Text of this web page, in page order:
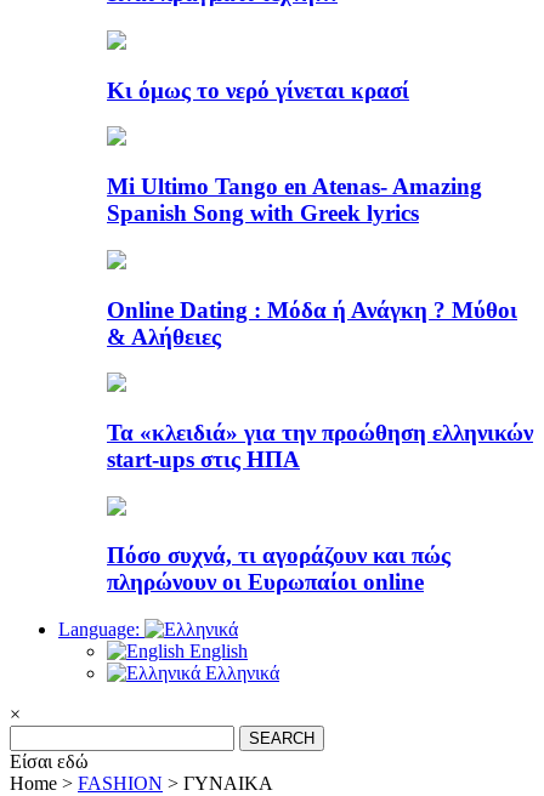
Κι όμως το νερό γίνεται κρασί
Mi Ultimo Tango en Atenas- Amazing
Spanish Song with Greek lyrics
Online Dating : Μόδα ή Ανάγκη ? Μύθοι
& Αλήθειες
Τα «κλειδιά» για την προώθηση ελληνικών
start-ups στις ΗΠΑ
Πόσο συχνά, τι αγοράζουν και πώς
πληρώνουν οι Ευρωπαίοι online
Language:
English
Ελληνικά
×
for:
Είσαι εδώ
Home > FASHION > ΓΥΝΑΙΚΑ